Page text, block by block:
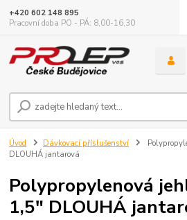
+420 602 148 895
Pracovní doba PO - PÁ: 8,00-16,30
Úvod Dávkovací příslušenství
DLOUHÁ jantarová
Polypropylenová
1,5" DLOUHÁ